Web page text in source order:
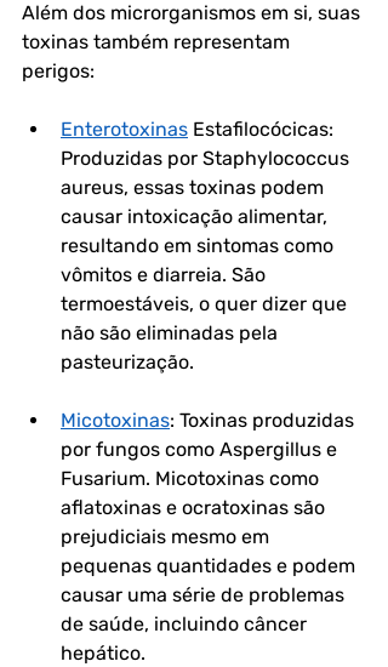
Além dos microrganismos em si, suas
toxinas também representam
perigos:
Enterotoxinas Estafilocócicas:
Produzidas por Staphylococcus
aureus, essas toxinas podem
causar intoxicação alimentar,
resultando em sintomas como
vômitos e diarreia. São
termoestáveis, o quer dizer que
não são eliminadas pela
pasteurização.
Micotoxinas: Toxinas produzidas
por fungos como Aspergillus e
Fusarium. Micotoxinas como
aflatoxinas e ocratoxinas são
prejudiciais mesmo em
pequenas quantidades e podem
causar uma série de problemas
de saúde, incluindo câncer
hepático.